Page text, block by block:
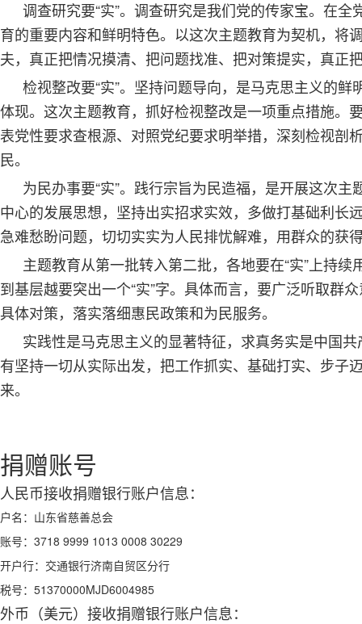
调查研究要“实”。调查研究是我们党的传家宝。在
育的重要内容和鲜明特色。以这次主题教育为契机，将
夫，真正把情况摸清、把问题找准、把对策提实，真正
检视整改要“实”。坚持问题导向，是马克思主义的
体现。这次主题教育，抓好检视整改是一项重点措施。
表党性要求查根源、对照党纪要求明举措，深刻检视剖
民。
为民办事要“实”。践行宗旨为民造福，是开展这次
中心的发展思想，坚持出实招求实效，多做打基础利长
急难愁盼问题，切切实实为人民排忧解难，用群众的获
主题教育从第一批转入第二批，各地要在“实”上持
到基层越要突出一个“实”字。具体而言，要广泛听取群
具体对策，落实落细惠民政策和为民服务。
实践性是马克思主义的显著特征，求真务实是中国
有坚持一切从实际出发，把工作抓实、基础打实、步子
来。
捐赠账号
人民币接收捐赠银行账户信息：
户名： 山东省慈善总会
账号： 3718 9999 1013 0008 30229
开户行： 交通银行济南自贸区分行
税号： 51370000MJD6004985
外币（美元）接收捐赠银行账户信息：